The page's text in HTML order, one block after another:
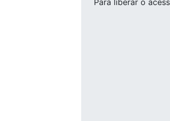
Para liberar o